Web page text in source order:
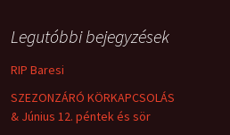
Legutóbbi bejegyzések
RIP Baresi
SZEZONZÁRÓ KÖRKAPCSOLÁS
& Június 12. péntek és sör